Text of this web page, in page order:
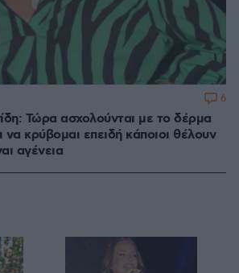
Τώρα ασχολούνται με το δέρμα
να κρύβομαι επειδή κάποιοι θέλουν
αγένεια
6